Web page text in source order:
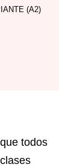
(A2)
todos